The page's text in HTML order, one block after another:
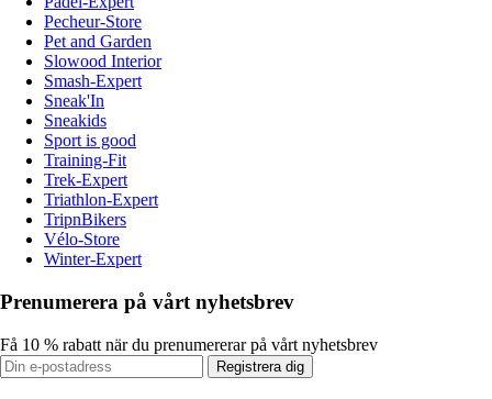
Pecheur-Store
Pet and Garden
Slowood Interior
Smash-Expert
Sneak'In
Sneakids
Sport is good
Training-Fit
Trek-Expert
Triathlon-Expert
TripnBikers
Vélo-Store
Winter-Expert
Prenumerera på vårt nyhetsbrev
Få 10 % rabatt när du prenumererar på vårt nyhetsbrev
Registrera dig